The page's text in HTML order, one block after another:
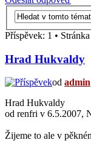
Příspěvek: 1 • Stránka
Hrad Hukvaldy
od admin
Hrad Hukvaldy
od renfri v 6.5.2007,
Žijeme to ale v